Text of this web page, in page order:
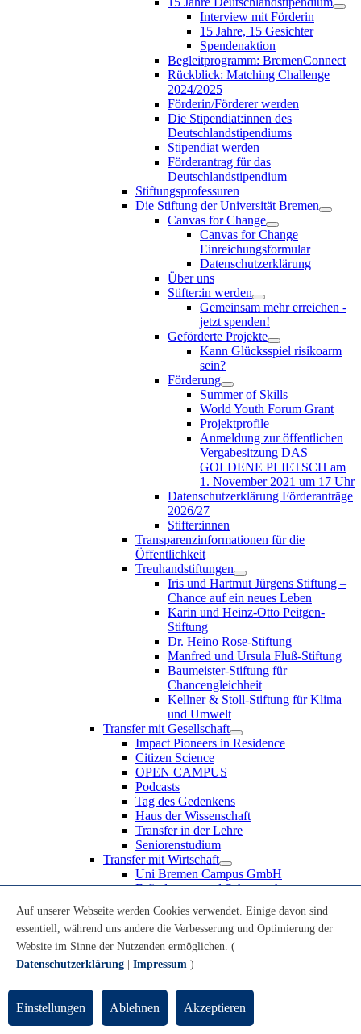
Interview mit Förderin
15 Jahre, 15 Gesichter
Spendenaktion
Begleitprogramm: BremenConnect
Rückblick: Matching Challenge
2024/2025
Förderin/Förderer werden
Die Stipendiat:innen des
Deutschlandstipendiums
Stipendiat werden
Förderantrag für das
Deutschlandstipendium
Stiftungsprofessuren
Die Stiftung der Universität Bremen
Canvas for Change
Canvas for Change
Einreichungsformular
Datenschutzerklärung
Über uns
Stifter:in werden
Gemeinsam mehr erreichen -
jetzt spenden!
Geförderte Projekte
Kann Glücksspiel risikoarm
sein?
Förderung
Summer of Skills
World Youth Forum Grant
Projektprofile
Anmeldung zur öffentlichen
Vergabesitzung DAS
GOLDENE PLIETSCH am
1. November 2021 um 17 Uhr
Datenschutzerklärung Förderanträge
2026/27
Stifter:innen
Transparenzinformationen für die
Öffentlichkeit
Treuhandstiftungen
Iris und Hartmut Jürgens Stiftung –
Chance auf ein neues Leben
Karin und Heinz-Otto Peitgen-
Stiftung
Dr. Heino Rose-Stiftung
Manfred und Ursula Fluß-Stiftung
Baumeister-Stiftung für
Chancengleichheit
Kellner & Stoll-Stiftung für Klima
und Umwelt
Transfer mit Gesellschaft
Impact Pioneers in Residence
Citizen Science
OPEN CAMPUS
Podcasts
Tag des Gedenkens
Haus der Wissenschaft
Transfer in der Lehre
Seniorenstudium
Transfer mit Wirtschaft
Uni Bremen Campus GmbH
Erfindungen und Schutzrechte
Recruiting an der Universität Bremen
Weiterbildung an der Universität Bremen
Transfer mit Schule
Schülerinnen und Schüler
Schulklassen
Lehrkräfte
Gründungsunterstützung
Auf unserer Webseite werden Cookies verwendet. Einige davon sind
essentiell, während uns andere die Verbesserung und Optimierung der
Website im Sinne der Nutzenden ermöglichen. (
Datenschutzerklärung
Impressum )
Einstellungen Ablehnen Akzeptieren